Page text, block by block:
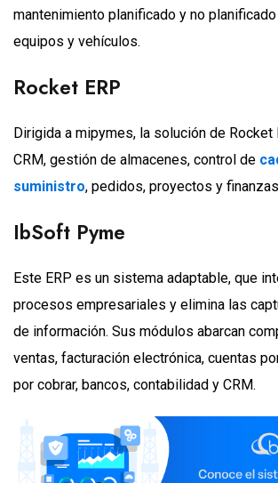
mantenimiento planificado y no
equipos y vehículos.
Rocket ERP
Dirigida a mipymes, la solución de Rocket
CRM, gestión de almacenes, control de
suministro, pedidos, proyectos y
IbSoft Pyme
Este ERP es un sistema adaptable, que
procesos empresariales y elimina las
de información. Sus módulos abarcan
ventas, facturación electrónica, cuentas
por cobrar, bancos, contabilidad y CRM.